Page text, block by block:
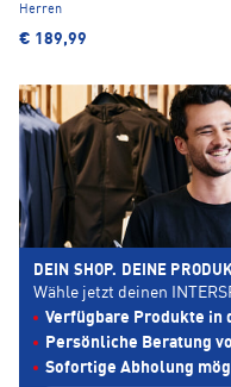
Herren
€ 189,99
DEIN SHOP. DEINE
Wähle jetzt deinen
Verfügbare Produkte in
Persönliche Beratung
Sofortige Abholung